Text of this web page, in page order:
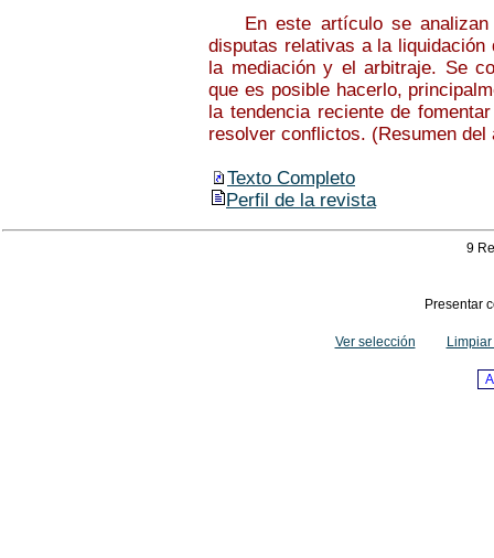
En este artículo se analizan
disputas relativas a la liquidación
la mediación y el arbitraje. Se
que es posible hacerlo,
la tendencia reciente de
resolver conflictos. (Resumen del
Texto Completo
Perfil de la revista
9
Presentar
Ver selección